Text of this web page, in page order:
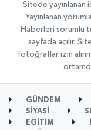
Sitede yayınlanan
Yayınlanan
Haberleri sorumlu
sayfada açılır.
fotoğraflar izin
GÜNDEM
SİYASİ
EĞİTİM